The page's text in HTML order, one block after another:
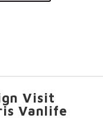
Visit
Vanlife